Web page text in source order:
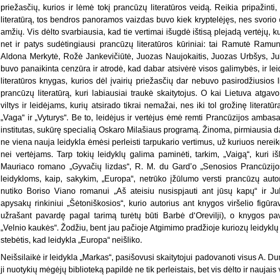
priežasčių, kurios ir lėmė tokį prancūzų literatūros veidą. Reikia
literatūrą, tos bendros panoramos vaizdas buvo kiek kryptelėjęs, nes
amžių. Vis dėlto svarbiausia, kad tie vertimai išugdė ištisą plejadą vertėjų,
net ir patys sudėtingiausi prancūzų literatūros kūriniai: tai Ramutė
Aldona Merkytė, Rožė Jankevičiūtė, Juozas Naujokaitis, Juozas Urbšys,
buvo panaikinta cenzūra ir atrodė, kad dabar atsivėrė visos galimybės, ir
literatūros knygas, kurios dėl įvairių priežasčių dar nebuvo pasirodžiusios
prancūzų literatūrą, kuri labiausiai traukė skaitytojus. O kai Lietuva
viltys ir leidėjams, kurių atsirado tikrai nemažai, nes iki tol grožinę
„Vaga“ ir „Vyturys“. Be to, leidėjus ir vertėjus ėmė remti Prancūzijos
institutas, sukūrę specialią Oskaro Milašiaus programą. Žinoma, pirmiausia
ne viena nauja leidykla ėmėsi perleisti tarpukario vertimus, už kuriuos
nei vertėjams. Tarp tokių leidyklų galima paminėti, tarkim, „Vaigą“, kuri
Mauriaco romano „Gyvačių lizdas“, R. M. du Gardʼo „Senosios
leidykloms, kaip, sakykim, „Europa“, netrūko įžūlumo versti prancūzų
nutiko Boriso Viano romanui „Aš ateisiu nusispjauti ant jūsų kapų“ ir
apysakų rinkiniui „Šėtoniškosios“, kurio autorius ant knygos viršelio
užrašant pavardę pagal tarimą turėtų būti Barbė d‘Orevilji), o knygos
„Velnio kaukės“. Žodžiu, bent jau pačioje Atgimimo pradžioje kuriozų
stebėtis, kad leidykla „Europa“ neišliko.
Neišsilaikė ir leidykla „Markas“, pasišovusi skaitytojui padovanoti visus A.
ji nuotykių mėgėjų biblioteką papildė ne tik perleistais, bet vis dėlto ir naujais